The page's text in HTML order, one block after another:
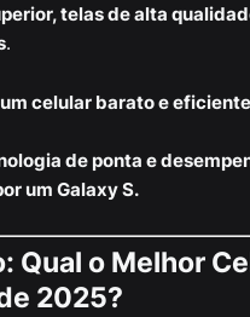
telas de alta
.
celular barato e
de ponta e
um Galaxy S.
Qual o Melhor
2025?